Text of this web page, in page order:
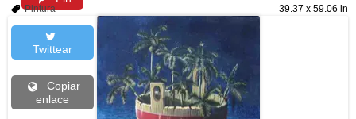
Twittear
Copiar
enlace
39.37 x 59.06 in
Pintura